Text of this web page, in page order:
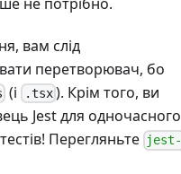
не потрібно.
вам слід
перетворювач, бо
(і .tsx). Крім того, ви
Jest для одночасного
Перегляньте jest-